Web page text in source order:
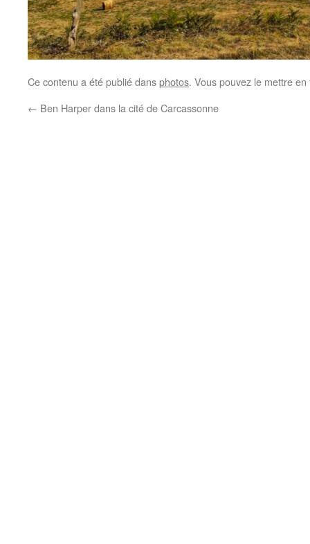
Ce contenu a été publié dansphotos. Vous pouvez le mettre
← Ben Harper dans la cité de Carcassonne